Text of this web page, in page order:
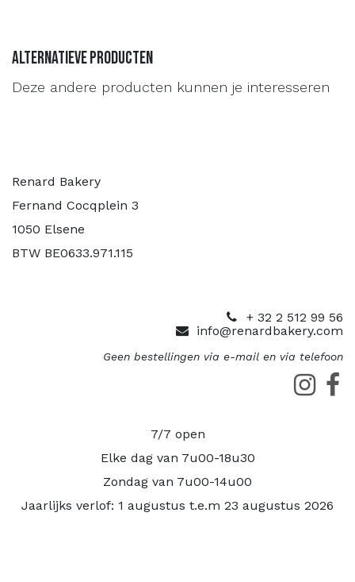
Alternatieve producten
Deze andere producten kunnen je interesseren
Renard Bakery
Fernand Cocqplein 3
1050 Elsene
BTW BE0633.971.115
+ 32 2 512 99 56
info@renardbakery.com
Geen bestellingen via e-mail en via telefoon
7/7 open
Elke dag van 7u00-18u30
Zondag van 7u00-14u00
Jaarlijks verlof: 1 augustus t.e.m 23 augustus 2026